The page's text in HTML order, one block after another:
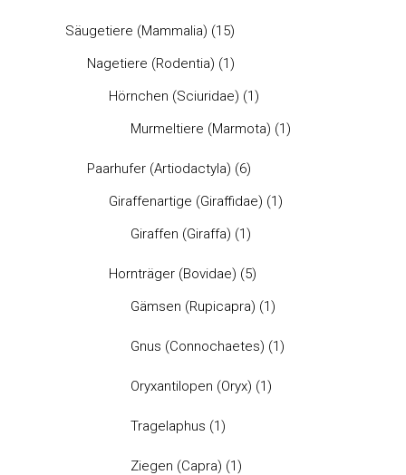
Säugetiere (Mammalia) (15)
Nagetiere (Rodentia) (1)
Hörnchen (Sciuridae) (1)
Murmeltiere (Marmota) (1)
Paarhufer (Artiodactyla) (6)
Giraffenartige (Giraffidae) (1)
Giraffen (Giraffa) (1)
Hornträger (Bovidae) (5)
Gämsen (Rupicapra) (1)
Gnus (Connochaetes) (1)
Oryxantilopen (Oryx) (1)
Tragelaphus (1)
Ziegen (Capra) (1)